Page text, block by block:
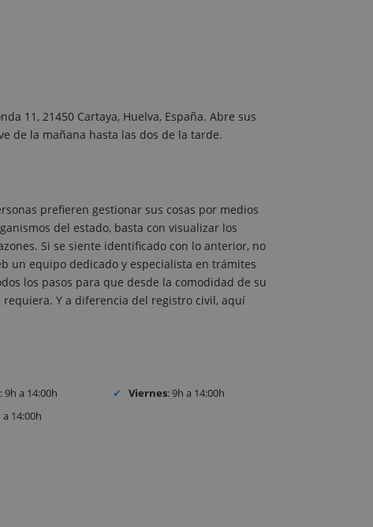
11, 21450 Cartaya, Huelva, España. Abre sus
de la mañana hasta las dos de la tarde.
prefieren gestionar sus cosas por medios
del estado, basta con visualizar los
Si se siente identificado con lo anterior, no
un equipo dedicado y especialista en trámites
los pasos para que desde la comodidad de su
Y a diferencia del registro civil, aquí
: 9h a 14:00h
a 14:00h
Viernes: 9h a 14:00h